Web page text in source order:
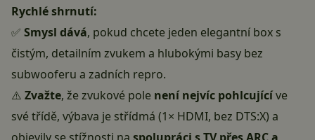
Rychlé shrnutí:
✅ Smysl dává, pokud chcete jeden elegantní box s
čistým, detailním zvukem a hlubokými basy bez
subwooferu a zadních repro.
⚠️ Zvažte, že zvukové pole není nejvíc pohlcujícíve
své třídě, výbava je střídmá (1× HDMI, bez DTS:X) a